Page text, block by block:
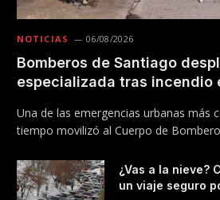
NOTICIAS 06/08/2026
Bomberos de Santiago
especializada tras incendio
Una de las emergencias urbanas más
tiempo movilizó al Cuerpo de
¿Vas a la nieve?
un viaje seguro